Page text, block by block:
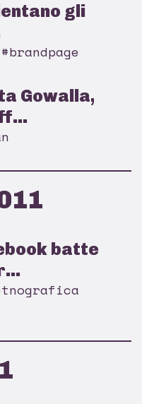
gli
Gowalla,
batte